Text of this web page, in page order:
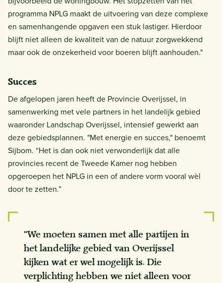
programma NPLG maakt de uitvoering van deze complexe
en samenhangende opgaven een stuk lastiger. Hierdoor
blijft niet alleen de kwaliteit van de natuur zorgwekkend
maar ook de onzekerheid voor boeren blijft aanhouden."
Succes
De afgelopen jaren heeft de Provincie Overijssel, in
samenwerking met vele partners in het landelijk gebied
waaronder Landschap Overijssel, intensief gewerkt aan
deze gebiedsplannen. "Met energie en succes," benoemt
Sijbom. “Het is dan ook niet verwonderlijk dat alle
provincies recent de Tweede Kamer nog hebben
opgeroepen het NPLG in een of andere vorm vooral wèl
door te zetten.”
“We moeten samen met alle partijen in
het landelijke gebied van Overijssel
kijken wat er wel mogelijk is. Die
verplichting hebben we niet alleen voor